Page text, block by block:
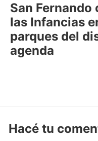
San Fernando
las Infancias
parques del
agenda
Hacé tu